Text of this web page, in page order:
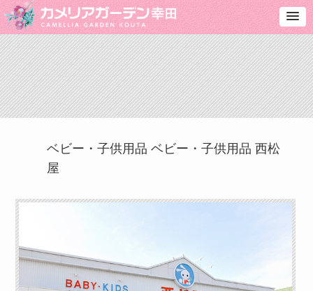
ベビー・子供用品 ベビー・子供用品 西松
屋